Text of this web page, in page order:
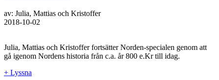
av: Julia, Mattias och Kristoffer
2018-10-02
Julia, Mattias och Kristoffer fortsätter Norden-specialen genom att
gå igenom Nordens historia från c.a. år 800 e.Kr till idag.
+ Lyssna